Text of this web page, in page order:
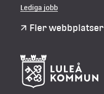
Lediga jobb
Fler webbplatser